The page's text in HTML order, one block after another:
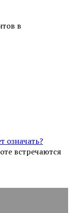
в
означать?
встречаются